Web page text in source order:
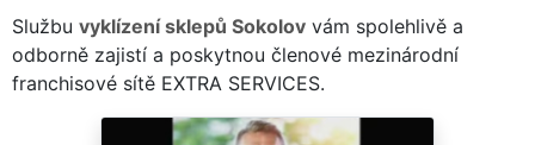
Službu vyklízení sklepů Sokolov vám spolehlivě a
odborně zajistí a poskytnou členové mezinárodní
franchisové sítě EXTRA SERVICES.